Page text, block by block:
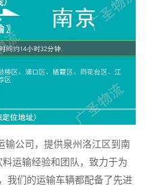
公司，提供泉州洛江区到南
运输经验和团队，致力于为
我们的运输车辆都配备了先进